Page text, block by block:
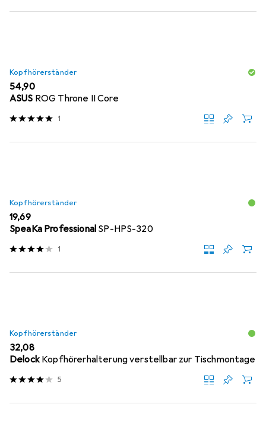
Kopfhörerständer
EUR
54,90
ASUS ROG Throne II Core
1
Kopfhörerständer
EUR
19,69
SpeaKa Professional SP-HPS-320
1
Kopfhörerständer
EUR
32,08
Delock Kopfhörerhalterung verstellbar zur Tischmontage
5